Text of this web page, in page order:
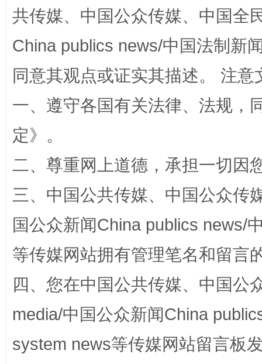
扯下公款旅游的“隐身衣” 如何以
“蜀中异人”王建安的艺术幻境
共传媒、中国公众传媒、中国全
China publics news/中国法制新
同意其观点或证实其描述。 注
一、遵守各国有关法律、法规，
定》。
二、尊重网上道德，承担一切因
三、中国公共传媒、中国公众传
国公众新闻China publics news/
等传媒网站拥有管理笔名和留言
四、您在中国公共传媒、中国公
media/中国公众新闻China
system news等传媒网站留言板